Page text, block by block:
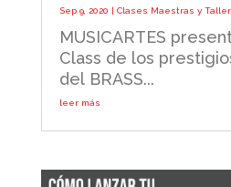
Sep 9, 2020 Clases Maestras y
MUSICARTES
Class de los
del BRASS...
leer más